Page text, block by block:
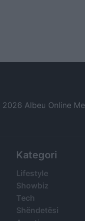
2026 Albeu Online
Kategori
Lifestyle
Showbiz
Tech
Shëndetësi